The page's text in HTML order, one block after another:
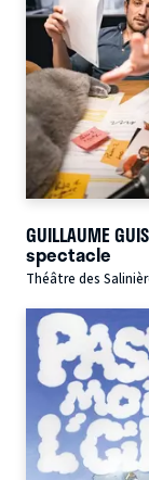
GUILLAUME
spectacle
Théâtre des